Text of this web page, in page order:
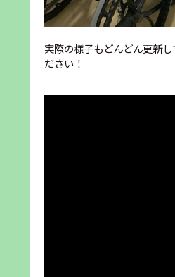
実際の様子もどんどん更新
ださい！